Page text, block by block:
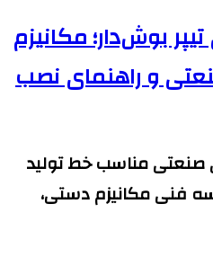
بوش‌دار؛ مکانیزم
و راهنمای نصب
صنعتی مناسب خط تولید
فنی مکانیزم دستی،